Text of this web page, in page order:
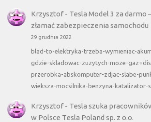
Krzysztof- Tesla Model 3 za darmo
złamać zabezpieczenia samochodu
29 grudnia 2022
blad-to-elektryka-trzeba-wymieniac-
gdzie-skladowac-zuzytych-moze-
przerobka-abskomputer-zdjac-slabe-
wieksza-mocsilnika-benzyna-katalizator-
Krzysztof- Tesla szuka
w Polsce Tesla Poland sp. z o.o.